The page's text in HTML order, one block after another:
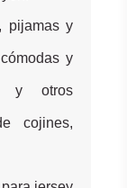
pijamas y
y
y otros
cojines,